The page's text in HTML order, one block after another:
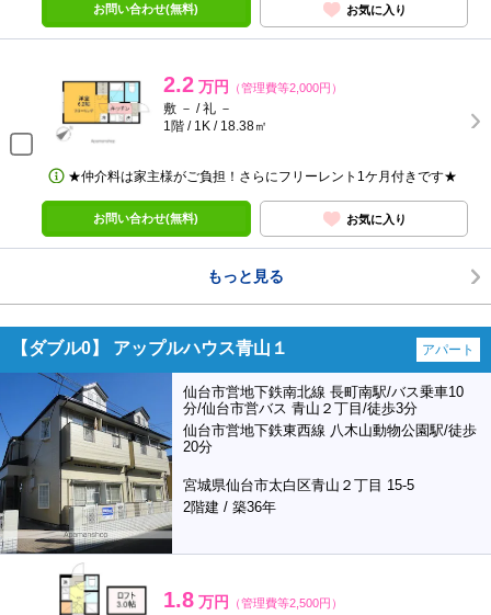
お問い合わせ(無料) お気に入り
2.2 万円 （管理費等2,000円）
敷 － / 礼 －
1階 / 1K / 18.38㎡
★仲介料は家主様がご負担！さらにフリーレント1ケ月付きです★
お問い合わせ(無料) お気に入り
もっと見る
【ダブル0】 アップルハウス青山１ アパート
仙台市営地下鉄南北線 長町南駅/バス乗車10
分/仙台市営バス 青山２丁目/徒歩3分
仙台市営地下鉄東西線 八木山動物公園駅/徒歩
20分
宮城県仙台市太白区青山２丁目 15-5
2階建 / 築36年
1.8 万円 （管理費等2,500円）